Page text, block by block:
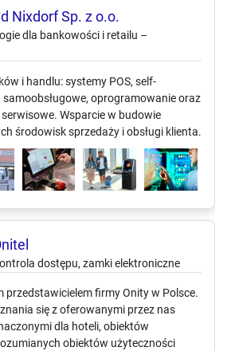
Nixdorf Sp. z o.o.
dla bankowości i retailu –
i handlu: systemy POS, self-
oprogramowanie oraz
Wsparcie w budowie
środowisk sprzedaży i obsługi klienta.
dostępu, zamki elektroniczne
przedstawicielem firmy Onity w Polsce.
się z oferowanymi przez nas
dla hoteli, obiektów
obiektów użyteczności